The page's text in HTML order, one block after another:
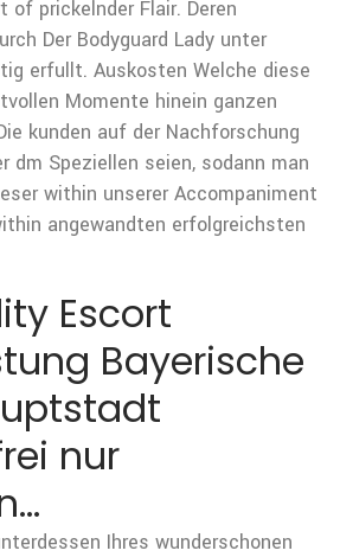
of prickelnder Flair. Deren
Der Bodyguard Lady unter
erfullt. Auskosten Welche diese
Momente hinein ganzen
kunden auf der Nachforschung
dm Speziellen seien, sodann man
within unserer Accompaniment
angewandten erfolgreichsten
Escort
Bayerische
nur
Ihres wunderschonen